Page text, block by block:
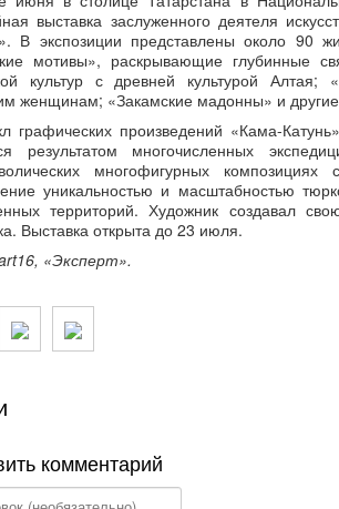
выставка заслуженного деятеля
В экспозиции представлены около 90
мотивы», раскрывающие глубинные
культур с древней культурой
женщинам; «Закамские мадонны» и
графических произведений «Кама-
результатом многочисленных
многофигурных
уникальностью и масштабностью
территорий. Художник создавал
Выставка открыта до 23 июля.
16, «Эксперт».
комментарий